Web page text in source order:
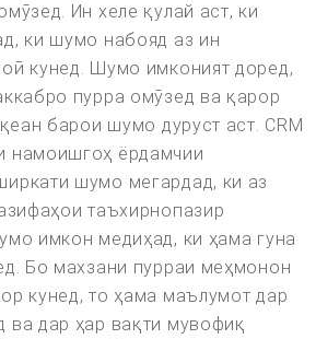
Ин хеле қулай аст, ки
ки шумо набояд аз ин
кунед. Шумо имконият доред,
пурра омӯзед ва қарор
барои шумо дуруст аст. CRM
намоишгоҳ ёрдамчии
шумо мегардад, ки аз
таъхирнопазир
имкон медиҳад, ки ҳама гуна
Бо махзани пурраи меҳмонон
кунед, то ҳама маълумот дар
дар ҳар вақти мувофиқ